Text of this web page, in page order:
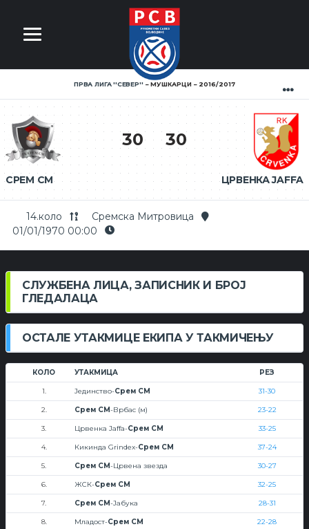
ПРВА ЛИГА ''СЕВЕР'' МУШКАРЦИ 2016/2017
СРЕМ СМ
30
ЦРВЕНКА JAFFA
30
14.коло
Сремска Митровица
01/01/1970 00:00
СЛУЖБЕНА ЛИЦА, ЗАПИСНИК И БРОЈ
ГЛЕДАЛАЦА
ОСТАЛЕ УТАКМИЦЕ ЕКИПА У ТАКМИЧЕЊУ
КОЛО УТАКМИЦА РЕЗ
1. Јединство-Срем СМ 31-30
2. Срем СМ-Врбас (м) 23-22
3. Црвенка Jaffa-Срем СМ 33-25
4. Кикинда Grindex-Срем СМ 37-24
5. Срем СМ-Црвена звезда 30-27
6. ЖСК-Срем СМ 32-25
7. Срем СМ-Јабука 28-31
8. Младост-Срем СМ 22-28